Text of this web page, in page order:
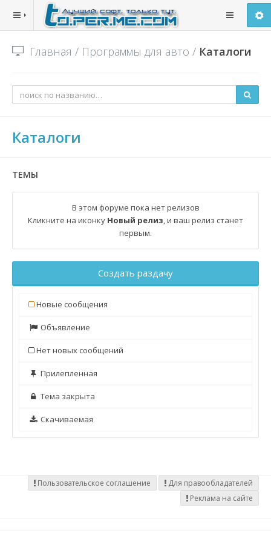
Главная / Программы для авто / Каталоги
Каталоги
ТЕМЫ
В этом форуме пока нет релизов
Кликните на иконку Новый релиз, и ваш релиз станет
первым.
Создать раздачу
Новые сообщения
Объявление
Нет новых сообщений
Прилепленная
Тема закрыта
Скачиваемая
Пользовательское соглашение
Для правообладателей
Реклама на сайте